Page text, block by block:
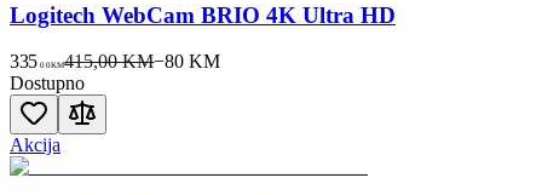
Logitech WebCam BRIO 4K Ultra HD
335 00KM415,00 KM−80 KM
Dostupno
Akcija